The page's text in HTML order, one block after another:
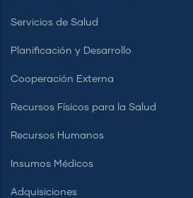
Servicios de Salud
Planificación y Desarrollo
Cooperación Externa
Recursos Físicos para la Salud
Recursos Humanos
Insumos Médicos
Adquisiciones